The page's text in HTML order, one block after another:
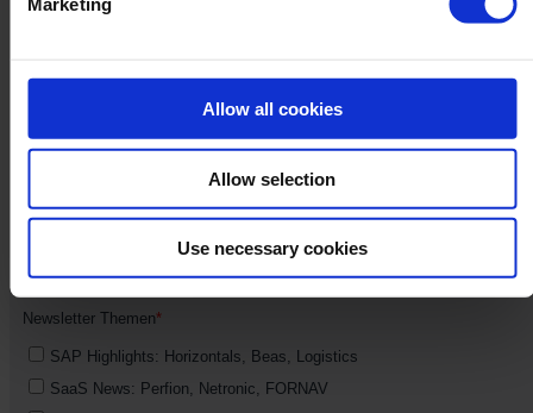
Allow all cookies
Allow selection
Use necessary cookies